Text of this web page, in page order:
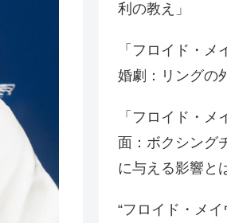
利の教え」
「フロイド・
婚劇：リングの
「フロイド・
面：ボクシング
に与える影響と
“フロイド・メ